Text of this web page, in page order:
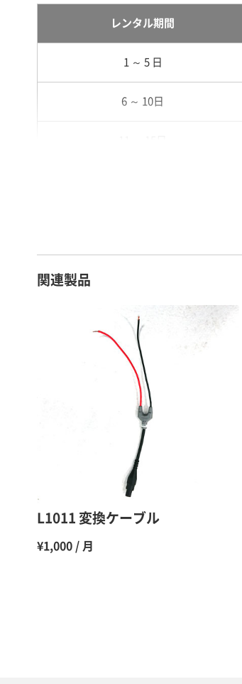
レンタル期間
1 ～ 5 日
6 ～ 10日
26日 ～ 1ヶ月
関連製品
L1011 変換ケーブル
¥1,000 / 月